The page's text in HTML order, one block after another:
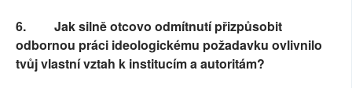
6.
Jak silně otcovo odmítnutí přizpůsobit
odbornou práci ideologickému požadavku ovlivnilo
tvůj vlastní vztah k institucím a autoritám?